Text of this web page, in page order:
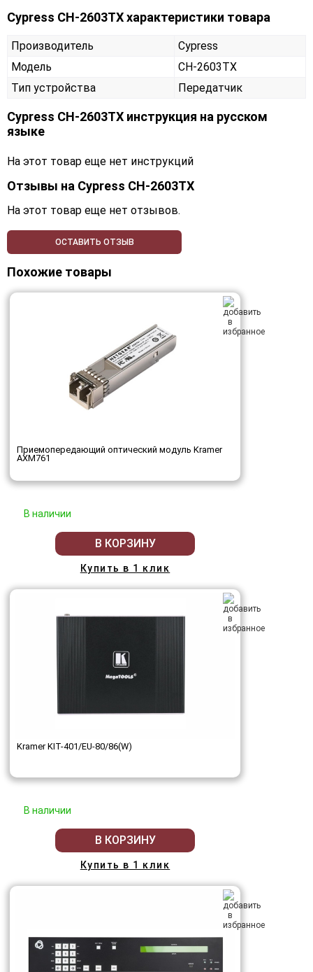
Cypress CH-2603TX характеристики товара
Производитель
Cypress
Модель
CH-2603TX
Тип устройства
Передатчик
Cypress CH-2603TX инструкция на русском
языке
На этот товар еще нет инструкций
Отзывы на Cypress CH-2603TX
На этот товар еще нет отзывов.
ОСТАВИТЬ ОТЗЫВ
Похожие товары
Приемопередающий оптический модуль Kramer
AXM761
В наличии
В КОРЗИНУ
Купить в 1 клик
Kramer KIT-401/EU-80/86(W)
В наличии
В КОРЗИНУ
Купить в 1 клик